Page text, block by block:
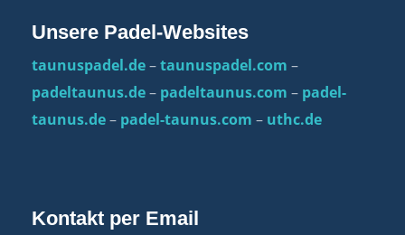
Unsere Padel-Websites
taunuspadel.de–taunuspadel.com –
padeltaunus.de– padeltaunus.com – padel-
taunus.de– padel-taunus.com – uthc.de
Kontakt per Email